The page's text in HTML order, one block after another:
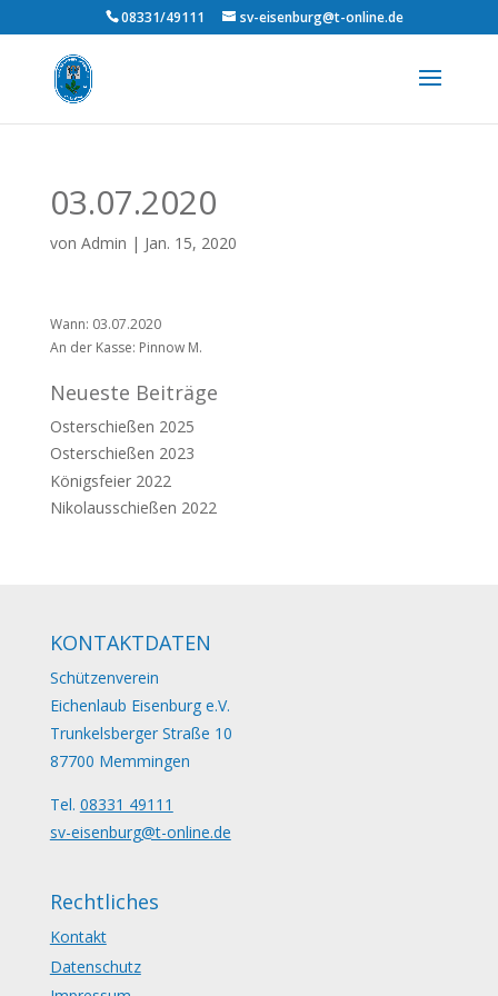
08331/49111 sv-eisenburg@t-online.de
03.07.2020
von Admin | Jan. 15, 2020
Wann: 03.07.2020
An der Kasse: Pinnow M.
Neueste Beiträge
Osterschießen 2025
Osterschießen 2023
Königsfeier 2022
Nikolausschießen 2022
KONTAKTDATEN
Schützenverein
Eichenlaub Eisenburg e.V.
Trunkelsberger Straße 10
87700 Memmingen
Tel. 08331 49111
sv-eisenburg@t-online.de
Rechtliches
Kontakt
Datenschutz